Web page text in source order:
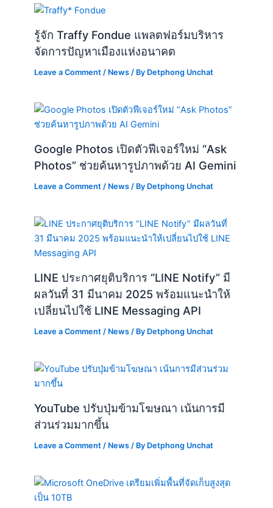
รู้จัก Traffy Fondue แพลตฟอร์มบริหาร
จัดการปัญหาเมืองแห่งอนาคต
Leave a Comment / News / By Detphong Unchat
Google Photos เปิดตัวฟีเจอร์ใหม่ “Ask
Photos” ช่วยค้นหารูปภาพด้วย AI Gemini
Leave a Comment / News / By Detphong Unchat
LINE ประกาศยุติบริการ “LINE Notify” มี
ผลวันที่ 31 มีนาคม 2025 พร้อมแนะนำให้
เปลี่ยนไปใช้ LINE Messaging API
Leave a Comment / News / By Detphong Unchat
YouTube ปรับปุ่มข้ามโฆษณา เน้นการมี
ส่วนร่วมมากขึ้น
Leave a Comment / News / By Detphong Unchat